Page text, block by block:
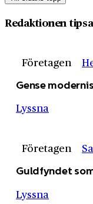
Redaktionen
Företagen
Gense
Lyssna
Företagen
Guldfyndet
Lyssna